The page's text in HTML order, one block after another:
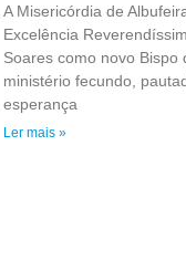
A Misericórdia de
Excelência
Soares como novo Bispo
ministério fecundo,
esperança
Ler mais »